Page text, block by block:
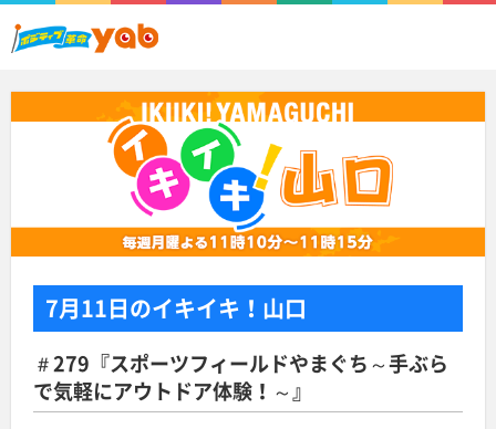
7月11日のイキイキ！山口
＃279『スポーツフィールドやまぐち～手ぶら
で気軽にアウトドア体験！～』